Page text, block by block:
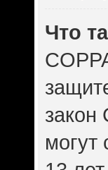
Что
закон